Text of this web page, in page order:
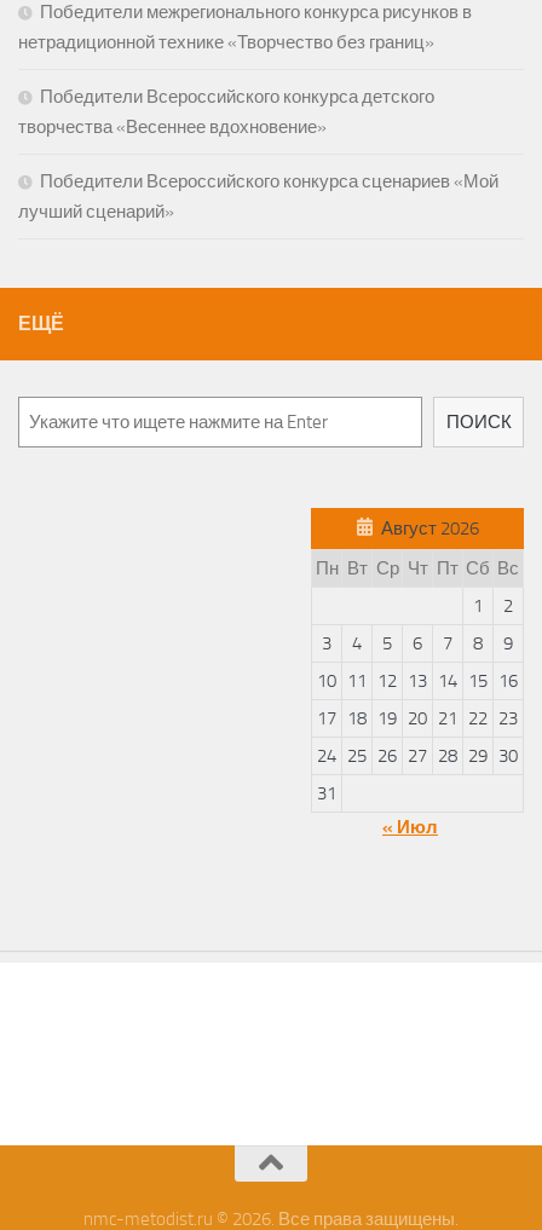
Победители межрегионального конкурса рисунков в
нетрадиционной технике «Творчество без границ»
Победители Всероссийского конкурса детского
творчества «Весеннее вдохновение»
Победители Всероссийского конкурса сценариев «Мой
лучший сценарий»
ЕЩЁ
ПОИСК
Август 2026
Пн Вт Ср Чт Пт Сб Вс
1
2
3
4 5 6 7 8
9
10
11 12 13 14 15
16
17
18 19 20 21 22 23
24 25 26 27 28 29 30
31
« Июл
nmc-metodist.ru © 2026. Все права защищены.